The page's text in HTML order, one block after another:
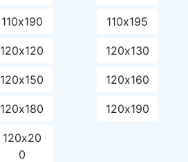
110х190 110х195
120х120 120х130
120х150 120х160
120х180 120х190
120х20
0